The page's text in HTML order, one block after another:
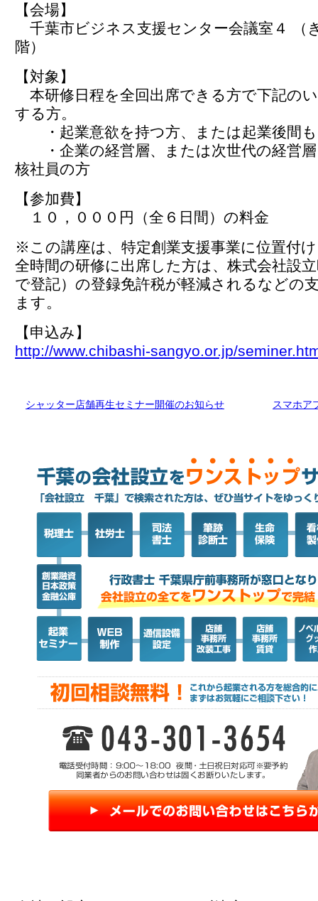
【会場】
千葉市ビジネス支援センター会議室４ （
階）
【対象】
本研修日程を全回出席できる方で下記の
する方。
・起業意欲を持つ方、または起業後間
・企業の経営層、または次世代の経営
核社員の方
【参加費】
１０，０００円（全６日間）の料金
※この講座は、特定創業支援事業に位置付
全時間の研修に出席した方は、株式会社設
で登記）の登録免許税が軽減されるなどの
ます。
【申込み】
http://www.chibashi-sangyo.or.jp/
シャッター店舗再生セミナー開催のお知らせ スマホア